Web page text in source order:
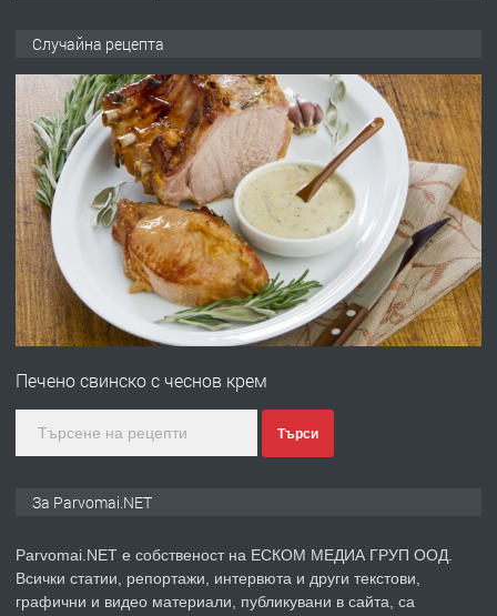
ПРЕДЛАГА
преди 1 година
ПРЕДЛАГА
Първи поход "По стъпките на Ангел
Войвода"
преди 1 година
ПРЕДЛАГА
Монтажник на малки детайли за
преди 1 година
Случайна рецепта
Печено свинско с чеснов крем
Търси
За Parvomai.NET
Parvomai.NET е собственост на ЕСКОМ МЕДИА ГРУП ООД.
Всички статии, репортажи, интервюта и други текстови,
графични и видео материали, публикувани в сайта, са